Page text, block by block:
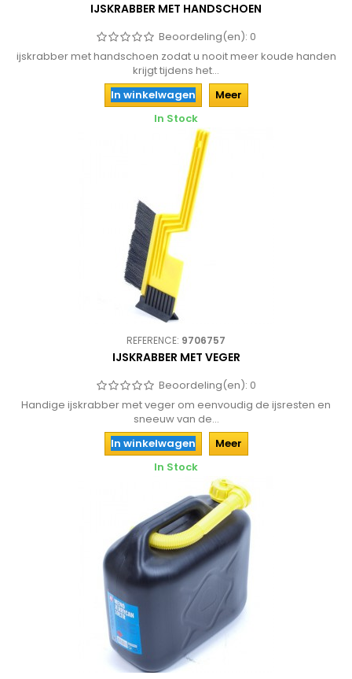
IJSKRABBER MET HANDSCHOEN
Beoordeling(en): 0
ijskrabber met handschoen zodat u nooit meer koude handen
krijgt tijdens het...
In winkelwagen
Meer
In Stock
REFERENCE: 9706757
IJSKRABBER MET VEGER
Beoordeling(en): 0
Handige ijskrabber met veger om eenvoudig de ijsresten en
sneeuw van de...
In winkelwagen
Meer
In Stock